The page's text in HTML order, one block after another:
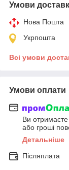
Умови
Нова Пошта
Укрпошта
Всі умови
Умови оплати
Ви
або гроші
Детальніше
Післяплата